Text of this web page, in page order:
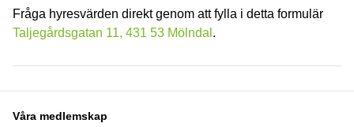
Fråga hyresvärden direkt genom att fylla i detta formulär
Taljegårdsgatan 11, 431 53 Mölndal .
Våra medlemskap